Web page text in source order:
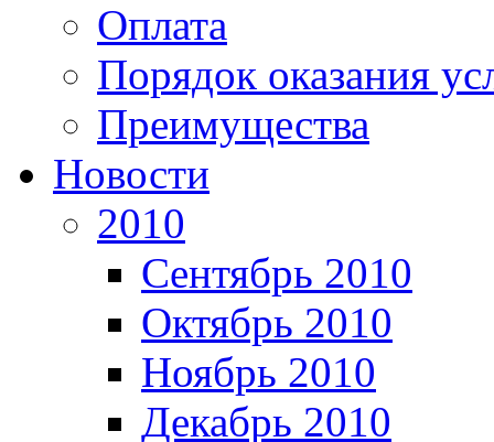
Оплата
Порядок оказания
Преимущества
Новости
2010
Сентябрь 2010
Октябрь 2010
Ноябрь 2010
Декабрь 2010